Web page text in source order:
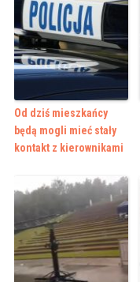
Od dziś mieszkańcy
będą mogli mieć stały
kontakt z kierownikami